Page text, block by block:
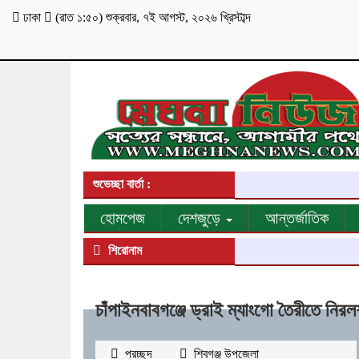
ঢাকা (রাত ১:৫০)শুক্রবার, ৭ই আগস্ট, ২০২৬ খ্রিস্টাব্দ
শুভেচ্ছা বার্তা :
হোমপেজ দেশজুড়ে আন্তর্জাতিক
শিরোনাম
চাঁপাইনবাবগঞ্জে ড্রাই ম্যাংগো তৈরীতে
প্রচ্ছদ শিবগঞ্জ উপজেলা